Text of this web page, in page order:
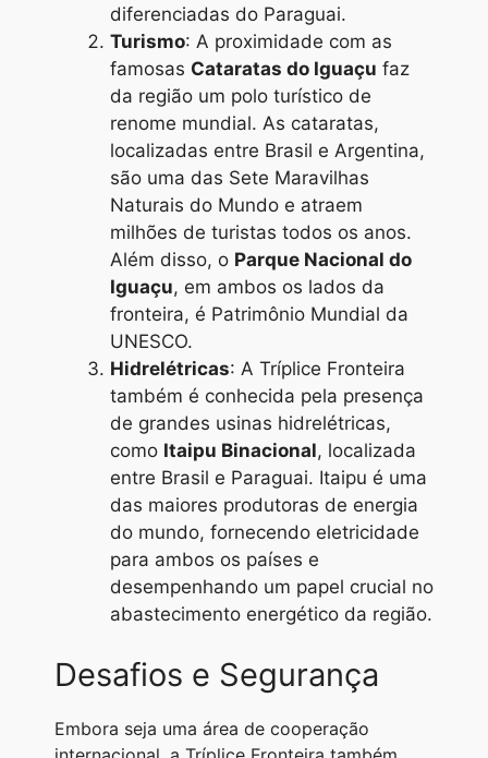
diferenciadas do Paraguai.
Turismo: A proximidade com as
famosas Cataratas do Iguaçu faz
da região um polo turístico de
renome mundial. As cataratas,
localizadas entre Brasil e Argentina,
são uma das Sete Maravilhas
Naturais do Mundo e atraem
milhões de turistas todos os anos.
Além disso, o Parque Nacional do
Iguaçu, em ambos os lados da
fronteira, é Patrimônio Mundial da
UNESCO.
Hidrelétricas: A Tríplice Fronteira
também é conhecida pela presença
de grandes usinas hidrelétricas,
como Itaipu Binacional, localizada
entre Brasil e Paraguai. Itaipu é uma
das maiores produtoras de energia
do mundo, fornecendo eletricidade
para ambos os países e
desempenhando um papel crucial no
abastecimento energético da região.
Desafios e Segurança
Embora seja uma área de cooperação